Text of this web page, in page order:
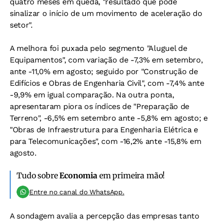
sinalizar o início de um movimento de aceleração do
setor".
A melhora foi puxada pelo segmento "Aluguel de
Equipamentos", com variação de -7,3% em setembro,
ante -11,0% em agosto; seguido por "Construção de
Edifícios e Obras de Engenharia Civil", com -7,4% ante
-9,9% em igual comparação. Na outra ponta,
apresentaram piora os índices de "Preparação de
Terreno", -6,5% em setembro ante -5,8% em agosto; e
"Obras de Infraestrutura para Engenharia Elétrica e
para Telecomunicações", com -16,2% ante -15,8% em
agosto.
Tudo sobreEconomiaem primeira mão!
Entre no canal do WhatsApp.
A sondagem avalia a percepção das empresas tanto